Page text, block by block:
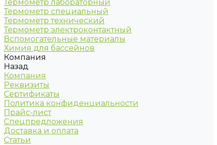
Термометр лабораторный
Термометр специальный
Термометр технический
Термометр электроконтактный
Вспомогательные материалы
Химия для бассейнов
Компания
Назад
Компания
Реквизиты
Сертификаты
Политика конфиденциальности
Прайс-лист
Спецпредложения
Доставка и оплата
Статьи